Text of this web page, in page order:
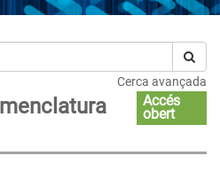
Cerca avançada
Accés
obert